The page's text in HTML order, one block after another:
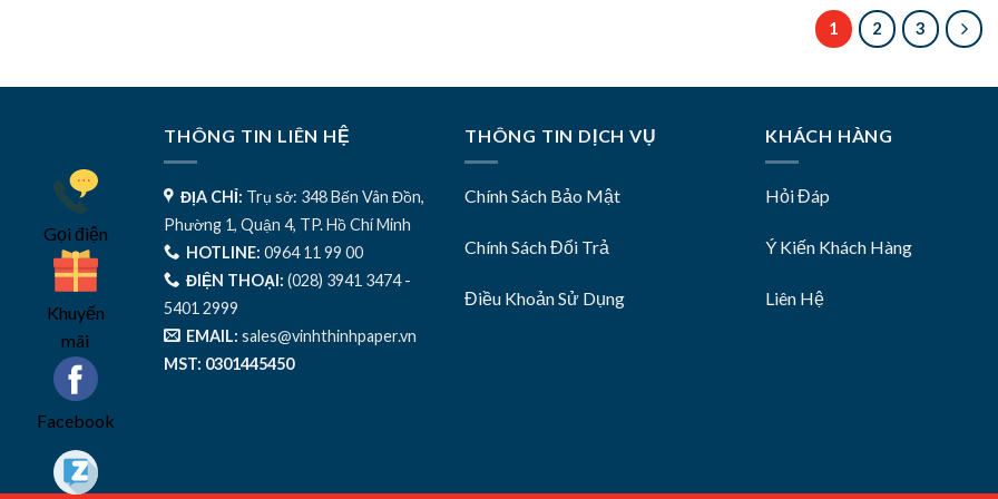
1 2 3
THÔNG TIN LIÊN HỆ
ĐỊA CHỈ: Trụ sở: 348 Bến Vân Đồn,
Phường 1, Quận 4, TP. Hồ Chí Minh
HOTLINE: 0964 11 99 00
ĐIỆN THOẠI: (028) 3941 3474 -
5401 2999
EMAIL: sales@vinhthinhpaper.vn
MST: 0301445450
THÔNG TIN DỊCH VỤ
Chính Sách Bảo Mật
Chính Sách Đổi Trả
Điều Khoản Sử Dụng
KHÁCH HÀNG
Hỏi Đáp
Ý Kiến Khách Hàng
Liên Hệ
Gọi điện
Khuyến
mãi
Facebook